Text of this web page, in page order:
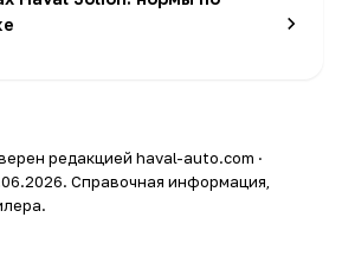
редакцией haval-auto.com ·
Справочная информация,